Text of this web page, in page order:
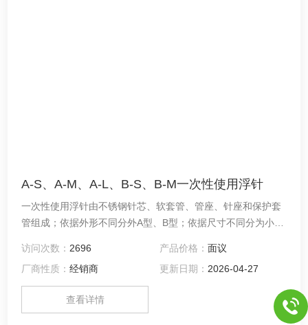
A-S、A-M、A-L、B-S、B-M一次性使用浮针
一次性使用浮针由不锈钢针芯、软套管、管座、针座和保护套
管组成；依据外形不同分外A型、B型；依据尺寸不同分为小
访问次数： 2696 产品价格： 面议
厂商性质：经销商 更新日期： 2026-04-27
查看详情